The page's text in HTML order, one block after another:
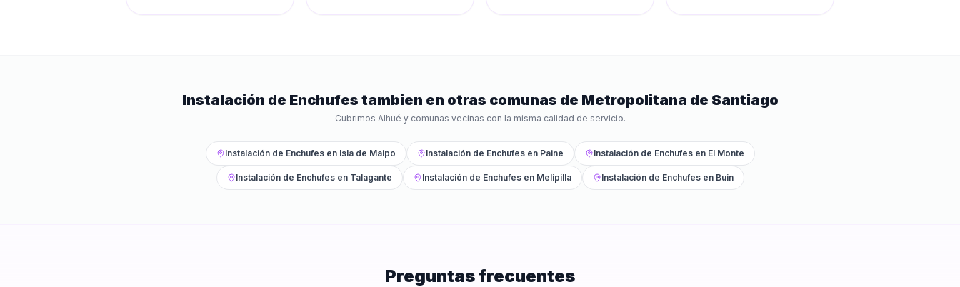
Instalación de Enchufes tambien en otras comunas de Metropolitana de Santiago
Cubrimos Alhué y comunas vecinas con la misma calidad de servicio.
Instalación de Enchufesen Isla de Maipo Instalación de Enchufesen Paine Instalación de Enchufesen El Monte
Instalación de Enchufesen Talagante Instalación de Enchufesen Melipilla Instalación de Enchufesen Buin
Preguntas frecuentes